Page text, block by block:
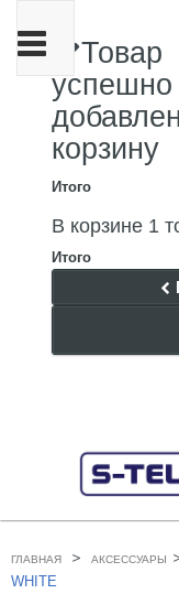
Товар
успешно
корзину
Итого
В корзине 1
Итого
Переключить
навигации
ГЛАВНАЯ > АКСЕССУАРЫ
WHITE